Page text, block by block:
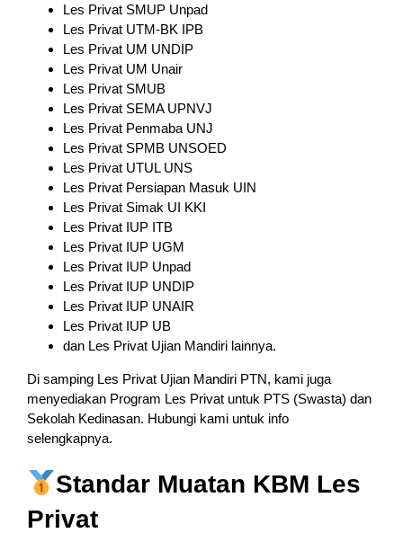
Les Privat SMUP Unpad
Les Privat UTM-BK IPB
Les Privat UM UNDIP
Les Privat UM Unair
Les Privat SMUB
Les Privat SEMA UPNVJ
Les Privat Penmaba UNJ
Les Privat SPMB UNSOED
Les Privat UTUL UNS
Les Privat Persiapan Masuk UIN
Les Privat Simak UI KKI
Les Privat IUP ITB
Les Privat IUP UGM
Les Privat IUP Unpad
Les Privat IUP UNDIP
Les Privat IUP UNAIR
Les Privat IUP UB
dan Les Privat Ujian Mandiri lainnya.
Di samping Les Privat Ujian Mandiri PTN, kami juga
menyediakan Program Les Privat untuk PTS (Swasta) dan
Sekolah Kedinasan. Hubungi kami untuk info
selengkapnya.
Standar Muatan KBM Les
Privat